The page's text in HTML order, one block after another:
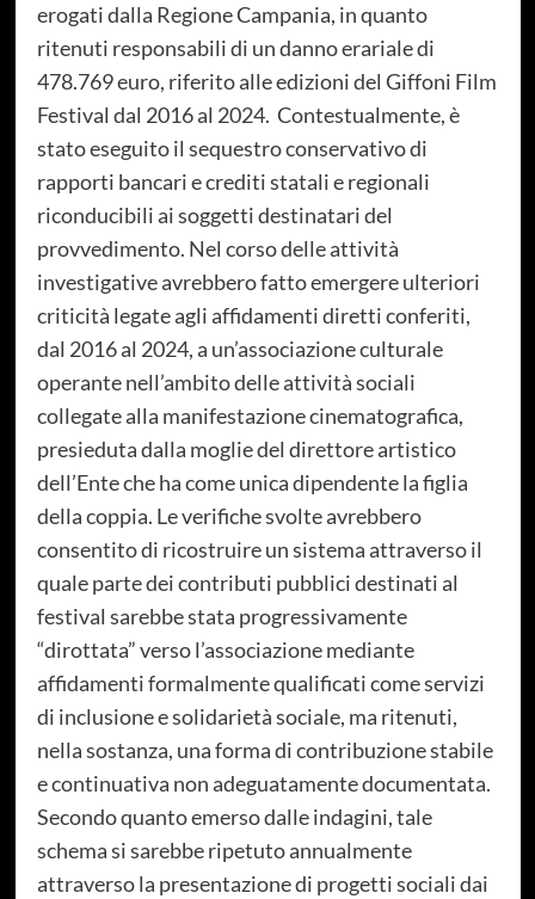
erogati dalla Regione Campania, in quanto
ritenuti responsabili di un danno erariale di
478.769 euro, riferito alle edizioni del Giffoni Film
Festival dal 2016 al 2024. Contestualmente, è
stato eseguito il sequestro conservativo di
rapporti bancari e crediti statali e regionali
riconducibili ai soggetti destinatari del
provvedimento. Nel corso delle attività
investigative avrebbero fatto emergere ulteriori
criticità legate agli affidamenti diretti conferiti,
dal 2016 al 2024, a un’associazione culturale
operante nell’ambito delle attività sociali
collegate alla manifestazione cinematografica,
presieduta dalla moglie del direttore artistico
dell’Ente che ha come unica dipendente la figlia
della coppia. Le verifiche svolte avrebbero
consentito di ricostruire un sistema attraverso il
quale parte dei contributi pubblici destinati al
festival sarebbe stata progressivamente
“dirottata” verso l’associazione mediante
affidamenti formalmente qualificati come servizi
di inclusione e solidarietà sociale, ma ritenuti,
nella sostanza, una forma di contribuzione stabile
e continuativa non adeguatamente documentata.
Secondo quanto emerso dalle indagini, tale
schema si sarebbe ripetuto annualmente
attraverso la presentazione di progetti sociali dai